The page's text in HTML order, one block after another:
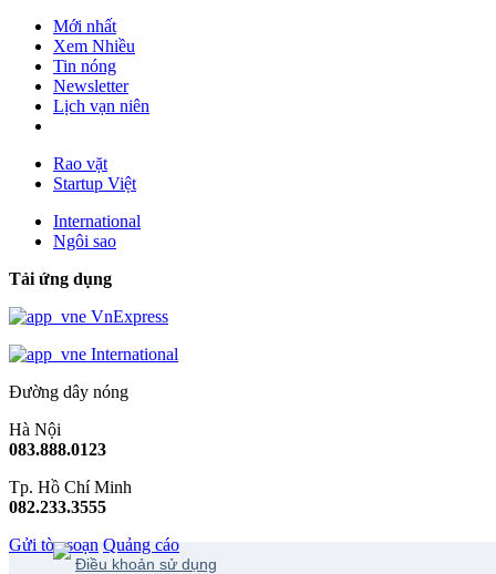
Mới nhất
Xem Nhiều
Tin nóng
Newsletter
Lịch vạn niên
Rao vặt
Startup Việt
International
Ngôi sao
Tải ứng dụng
VnExpress
International
Đường dây nóng
Hà Nội
083.888.0123
Tp. Hồ Chí Minh
082.233.3555
Gửi tòa soạn Quảng cáo
Điều khoản sử dụng